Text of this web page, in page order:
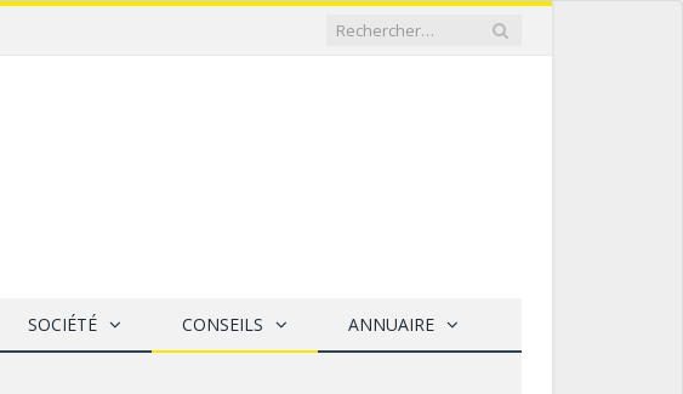
SOCIÉTÉ CONSEILS ANNUAIRE